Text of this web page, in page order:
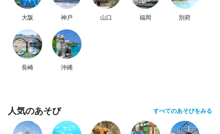
大阪 神戸 山口 福岡 別府
長崎 沖縄
人気のあそび すべてのあそびをみる